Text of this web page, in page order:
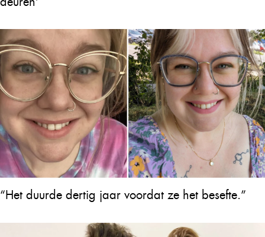
“Het duurde dertig jaar voordat ze het besefte.”